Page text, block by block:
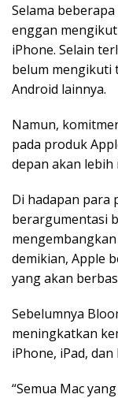
Selama
enggan
iPhone. Selain
belum mengikuti
Android lainnya.
Namun,
pada produk
depan akan
Di hadapan para
berargumentasi
demikian, Apple
yang akan
Sebelumnya
meningkatkan
iPhone, iPad, dan
“Semua Mac